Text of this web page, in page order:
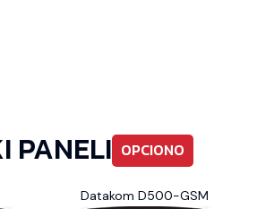
PANELI OPCIONO
Datakom D500-GSM